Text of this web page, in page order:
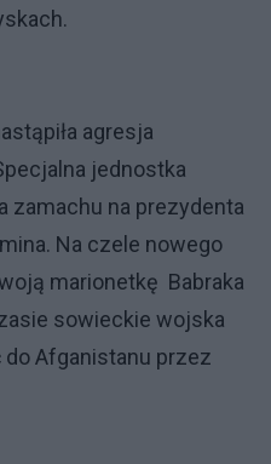
agresja
jednostka
zamachu na prezydenta
Na czele nowego
marionetkę Babraka
sowieckie wojska
do Afganistanu przez